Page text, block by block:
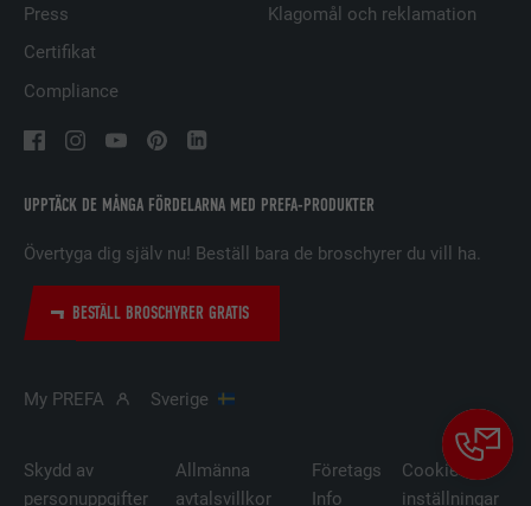
UPPTÄCK DE MÅNGA FÖRDELARNA MED PREFA-PRODUKTER
Övertyga dig själv nu! Beställ bara de broschyrer du vill ha.
BESTÄLL BROSCHYRER GRATIS
Press
Certifikat
Compliance
Klagomål och reklamation
My PREFA Sverige
Skydd av
personuppgifter
Allmänna
avtalsvillkor
Företags
Info
Cookie-
inställningar
PROCEDUR
ÄNDAMÅL
relevanta annonser baserat på
EFTERNAMN lidc
LEVERANTÖRER LinkedIn
nätverkstjänsten LinkedIn för att
spåra användningen av inbäddade
tjänster.